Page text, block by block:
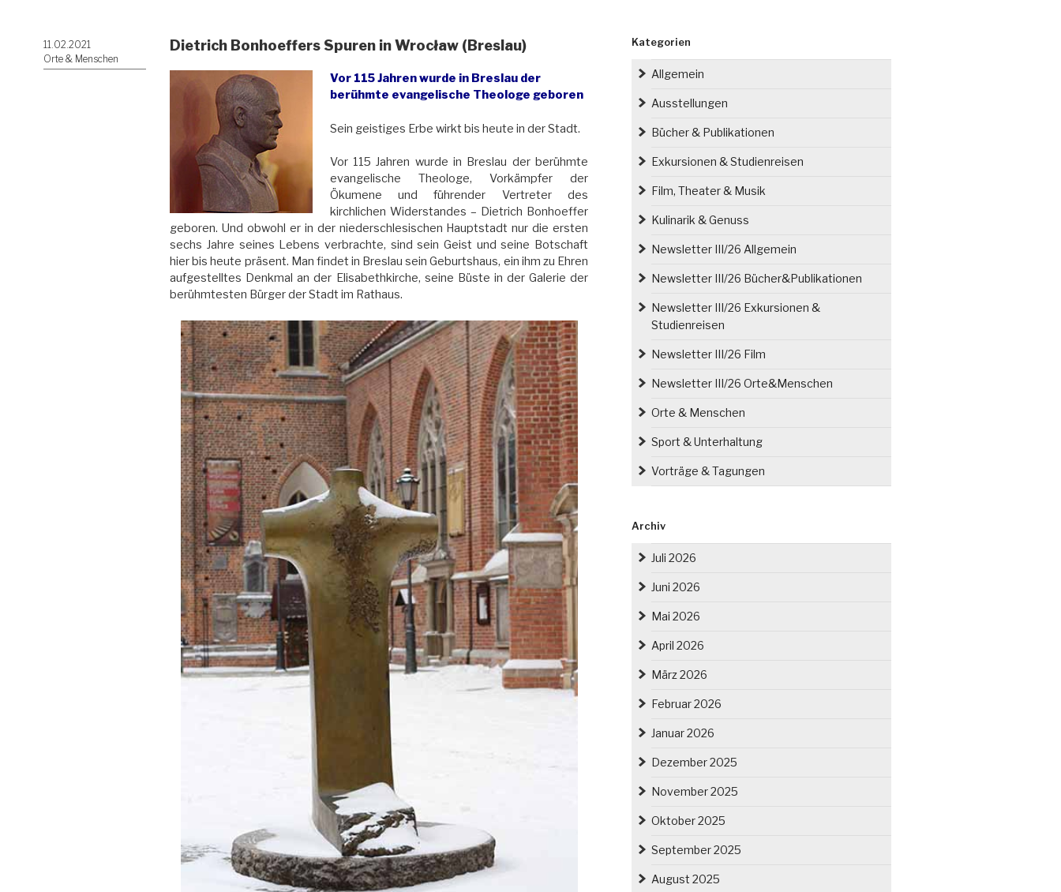
Veröffentlicht
am
11.02.2021
Orte & Menschen
Dietrich Bonhoeffers Spuren in Wrocław (Breslau)
Vor 115 Jahren wurde in Breslau der
berühmte evangelische Theologe geboren
Sein geistiges Erbe wirkt bis heute in der Stadt.
Vor 115 Jahren wurde in Breslau der berühmte
evangelische Theologe, Vorkämpfer der
Ökumene und führender Vertreter des
kirchlichen Widerstandes – Dietrich Bonhoeffer
geboren. Und obwohl er in der niederschlesischen Hauptstadt nur die ersten
sechs Jahre seines Lebens verbrachte, sind sein Geist und seine Botschaft
hier bis heute präsent. Man findet in Breslau sein Geburtshaus, ein ihm zu Ehren
aufgestelltes Denkmal an der Elisabethkirche, seine Büste in der Galerie der
berühmtesten Bürger der Stadt im Rathaus.
Kategorien
Allgemein
Ausstellungen
Bücher & Publikationen
Exkursionen & Studienreisen
Film, Theater & Musik
Kulinarik & Genuss
Newsletter III/26 Allgemein
Newsletter III/26 Bücher&Publikationen
Newsletter III/26 Exkursionen &
Studienreisen
Newsletter III/26 Film
Newsletter III/26 Orte&Menschen
Orte & Menschen
Sport & Unterhaltung
Vorträge & Tagungen
Archiv
Juli 2026
Juni 2026
Mai 2026
April 2026
März 2026
Februar 2026
Januar 2026
Dezember 2025
November 2025
Oktober 2025
September 2025
August 2025